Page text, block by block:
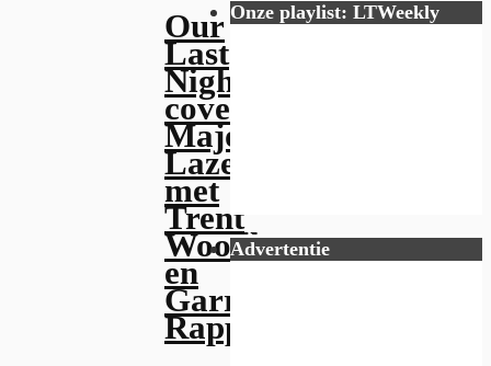
Our
Last
Night
covert
Major
Lazer
met
Trent
Woodley
en
Garret
Rapp
Onze playlist: LTWeekly
Advertentie